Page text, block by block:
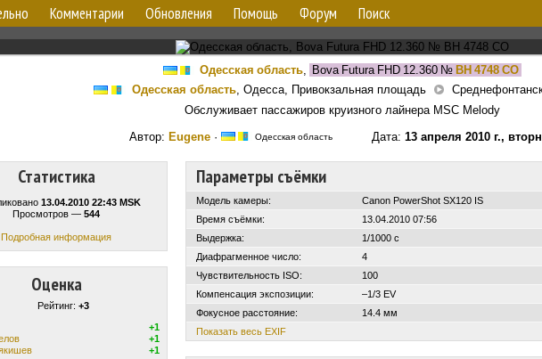
Комментарии Обновления Помощь Форум Поиск
Одесская область, Bova Futura FHD 12.360 № BH 4748 CO
Одесская область, Одесса, Привокзальная площадь
Обслуживает пассажиров круизного лайнера MSC Melody
Автор: Eugene · Одесская область Дата: 13 апреля 2010 г.,
Статистика
13.04.2010 22:43 MSK
Просмотров — 544
Подробная информация
Оценка
Рейтинг: +3
+1
+1
+1
Параметры съёмки
Модель камеры:
Canon PowerShot SX120 IS
Время съёмки:
13.04.2010 07:56
Выдержка:
1/1000 с
Диафрагменное число:
4
Чувствительность ISO:
100
Компенсация экспозиции:
–1/3 EV
Фокусное расстояние:
14.4 мм
Показать весь EXIF